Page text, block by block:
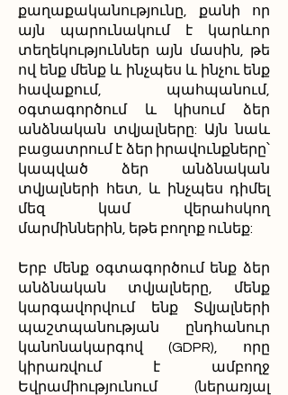
քաղաքականությունը, քանի որ
այն պարունակում է կարևոր
տեղեկություններ այն մասին, թե
ով ենք մենք և ինչպես և ինչու ենք
հավաքում, պահպանում,
օգտագործում և կիսում ձեր
անձնական տվյալները: Այն նաև
բացատրում է ձեր իրավունքները՝
կապված ձեր անձնական
տվյալների հետ, և ինչպես դիմել
մեզ կամ վերահսկող
մարմիններին, եթե բողոք ունեք:
Երբ մենք օգտագործում ենք ձեր
անձնական տվյալները, մենք
կարգավորվում ենք Տվյալների
պաշտպանության ընդհանուր
կանոնակարգով (GDPR), որը
կիրառվում է ամբողջ
Եվրամիությունում (ներառյալ